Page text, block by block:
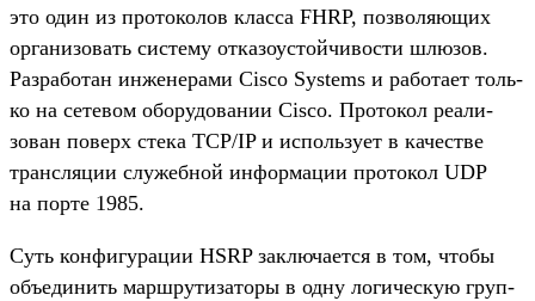
это один из про­токо­лов клас­са FHRP, поз­воля­ющих
орга­низо­вать сис­тему отка­зоус­той­чивос­ти шлю­зов.
Раз­работан инже­нера­ми Cisco Systems и работа­ет толь­
ко на сетевом обо­рудо­вании Cisco. Про­токол реали­
зован поверх сте­ка TCP/IP и исполь­зует в качес­тве
тран­сля­ции слу­жеб­ной информа­ции про­токол UDP
на пор­те 1985.
Суть кон­фигура­ции HSRP зак­люча­ется в том, что­бы
объ­еди­нить мар­шру­тиза­торы в одну логичес­кую груп­